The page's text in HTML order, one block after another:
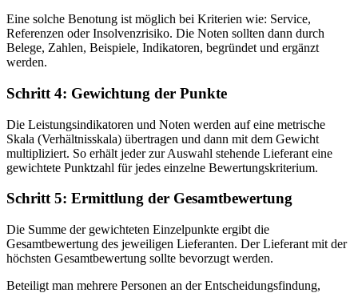
Eine solche Benotung ist möglich bei Kriterien wie: Service,
Referenzen oder Insolvenzrisiko. Die Noten sollten dann durch
Belege, Zahlen, Beispiele, Indikatoren, begründet und ergänzt
werden.
Schritt 4: Gewichtung der Punkte
Die Leistungsindikatoren und Noten werden auf eine metrische
Skala (Verhältnisskala) übertragen und dann mit dem Gewicht
multipliziert. So erhält jeder zur Auswahl stehende Lieferant eine
gewichtete Punktzahl für jedes einzelne Bewertungskriterium.
Schritt 5: Ermittlung der Gesamtbewertung
Die Summe der gewichteten Einzelpunkte ergibt die
Gesamtbewertung des jeweiligen Lieferanten. Der Lieferant mit der
höchsten Gesamtbewertung sollte bevorzugt werden.
Beteiligt man mehrere Personen an der Entscheidungsfindung,